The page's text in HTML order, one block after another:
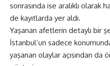
sonrasında ise aralıklı olarak
de kayıtlarda yer aldı.
Yaşanan afetlerin detaylı bir
İstanbul’un sadece
yaşanan olaylar açısından